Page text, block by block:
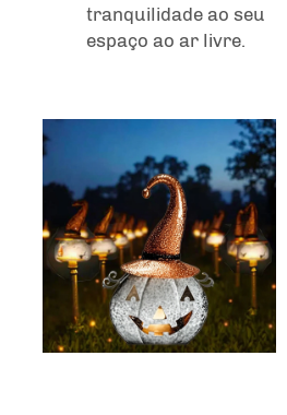
tranquilidade ao seu
espaço ao ar livre.